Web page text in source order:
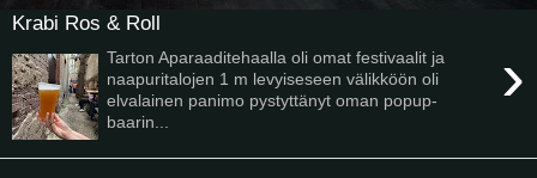
Krabi Ros & Roll
›
Tarton Aparaaditehaalla oli omat festivaalit ja
naapuritalojen 1 m levyiseseen välikköön oli
elvalainen panimo pystyttänyt oman popup-
baarin...